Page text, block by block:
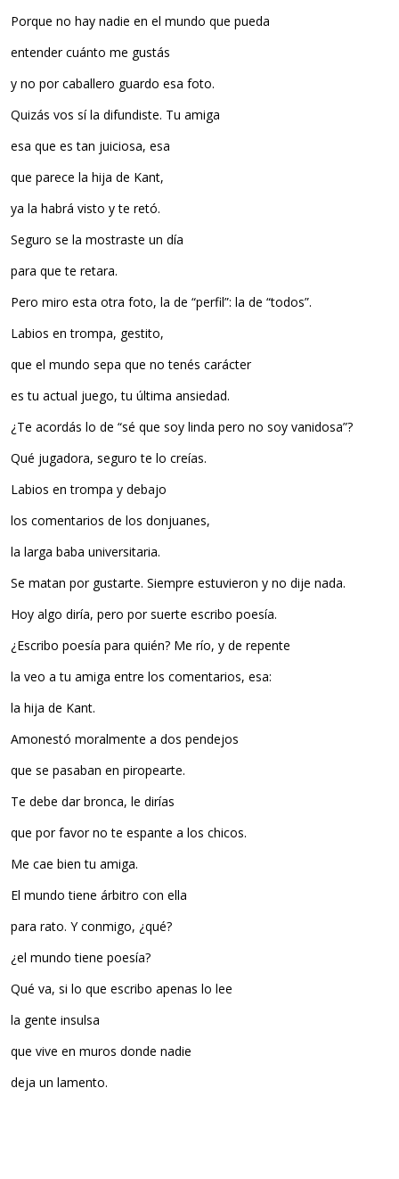
Porque no hay nadie en el mundo que pueda
entender cuánto me gustás
y no por caballero guardo esa foto.
Quizás vos sí la difundiste. Tu amiga
esa que es tan juiciosa, esa
que parece la hija de Kant,
ya la habrá visto y te retó.
Seguro se la mostraste un día
para que te retara.
Pero miro esta otra foto, la de “perfil”: la de “todos”.
Labios en trompa, gestito,
que el mundo sepa que no tenés carácter
es tu actual juego, tu última ansiedad.
¿Te acordás lo de “sé que soy linda pero no soy vanidosa”?
Qué jugadora, seguro te lo creías.
Labios en trompa y debajo
los comentarios de los donjuanes,
la larga baba universitaria.
Se matan por gustarte. Siempre estuvieron y no dije nada.
Hoy algo diría, pero por suerte escribo poesía.
¿Escribo poesía para quién? Me río, y de repente
la veo a tu amiga entre los comentarios, esa:
la hija de Kant.
Amonestó moralmente a dos pendejos
que se pasaban en piropearte.
Te debe dar bronca, le dirías
que por favor no te espante a los chicos.
Me cae bien tu amiga.
El mundo tiene árbitro con ella
para rato. Y conmigo, ¿qué?
¿el mundo tiene poesía?
Qué va, si lo que escribo apenas lo lee
la gente insulsa
que vive en muros donde nadie
deja un lamento.